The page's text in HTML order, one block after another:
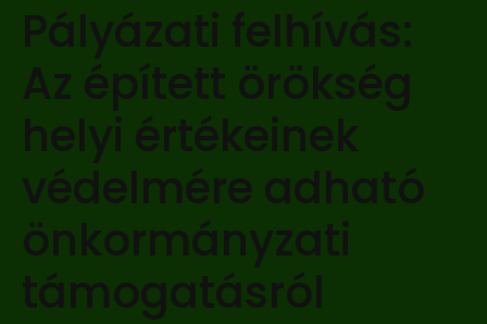
Pályázati felhívás:
Az épített örökség
helyi értékeinek
védelmére adható
önkormányzati
támogatásról